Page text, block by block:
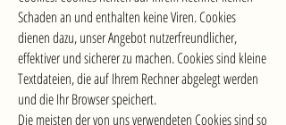
Schaden an und enthalten keine Viren. Cookies
dienen dazu, unser Angebot nutzerfreundlicher,
effektiver und sicherer zu machen. Cookies sind kleine
Textdateien, die auf Ihrem Rechner abgelegt werden
und die Ihr Browser speichert.
Die meisten der von uns verwendeten Cookies sind so